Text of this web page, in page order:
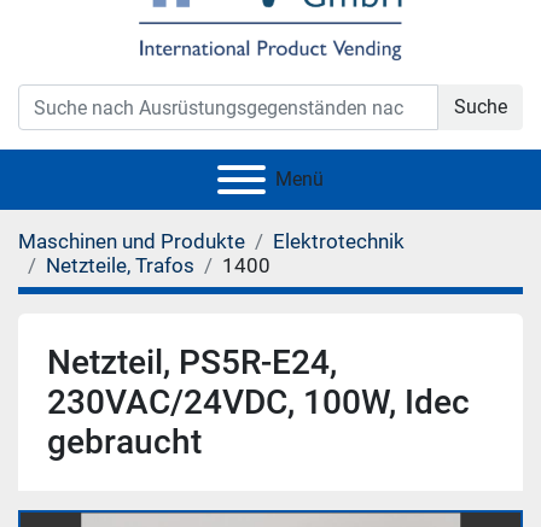
Suche
Menü
Maschinen und Produkte
Elektrotechnik
Netzteile, Trafos
1400
Netzteil, PS5R-E24,
230VAC/24VDC, 100W, Idec
gebraucht